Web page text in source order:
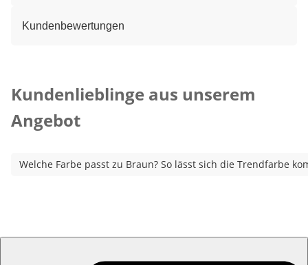
Kundenbewertungen
Kundenlieblinge aus unserem
Angebot
Welche Farbe passt zu Braun? So lässt sich die Trendfarbe